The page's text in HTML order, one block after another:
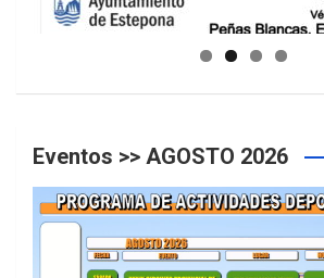
GUIA DE INSTALACIONES DEPORTIVAS
Eventos >> AGOSTO 2026